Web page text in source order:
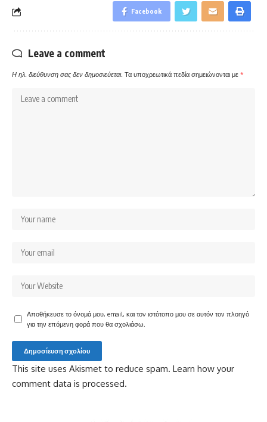
Facebook
Leave a comment
Η ηλ. διεύθυνση σας δεν δημοσιεύεται. Τα υποχρεωτικά πεδία σημειώνονται με *
Αποθήκευσε το όνομά μου, email, και τον ιστότοπο μου σε αυτόν τον πλοηγό
για την επόμενη φορά που θα σχολιάσω.
This site uses Akismet to reduce spam. Learn how your
comment data is processed.